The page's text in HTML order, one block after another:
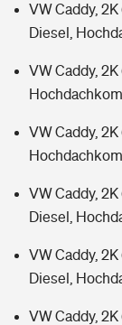
VW Caddy, 2K
Diesel,
VW Caddy, 2K
VW Caddy, 2K
VW Caddy, 2K
Diesel,
VW Caddy, 2K
Diesel,
VW Caddy,